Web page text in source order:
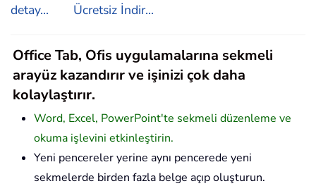
detay...
Ücretsiz İndir...
Office Tab, Ofis uygulamalarına sekmeli
arayüz kazandırır ve işinizi çok daha
kolaylaştırır.
Word, Excel, PowerPoint'te sekmeli düzenleme ve
okuma işlevini etkinleştirin.
Yeni pencereler yerine aynı pencerede yeni
sekmelerde birden fazla belge açıp oluşturun.